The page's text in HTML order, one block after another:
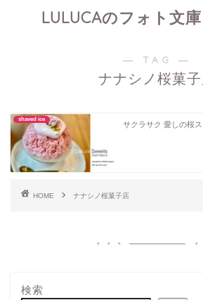
LULUCAのフォト文
― TAG ―
ナナシノ桜菓
shaved ice
サクラサク 愛しの桜
HOME ナナシノ桜菓子店
検索